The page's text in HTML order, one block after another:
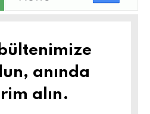
anında
alın.